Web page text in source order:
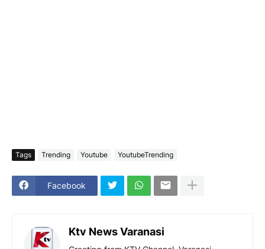
Tags Trending Youtube YoutubeTrending
Facebook
Ktv News Varanasi